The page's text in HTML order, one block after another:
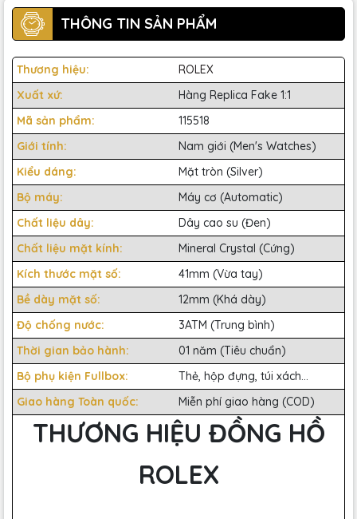
THÔNG TIN SẢN PHẨM
Thương hiệu:
ROLEX
Xuất xứ:
Hàng Replica Fake 1:1
Mã sản phẩm:
115518
Giới tính:
Nam giới (Men's Watches)
Kiểu dáng:
Mặt tròn (Silver)
Bộ máy:
Máy cơ (Automatic)
Chất liệu dây:
Dây cao su (Đen)
Chất liệu mặt kính:
Mineral Crystal (Cứng)
Kích thước mặt số:
41mm (Vừa tay)
Bề dày mặt số:
12mm (Khá dày)
Độ chống nước:
3ATM (Trung bình)
Thời gian bảo hành:
01 năm (Tiêu chuẩn)
Bộ phụ kiện Fullbox:
Thẻ, hộp đựng, túi xách...
Giao hàng Toàn quốc:
Miễn phí giao hàng (COD)
THƯƠNG HIỆU ĐỒNG HỒ
ROLEX